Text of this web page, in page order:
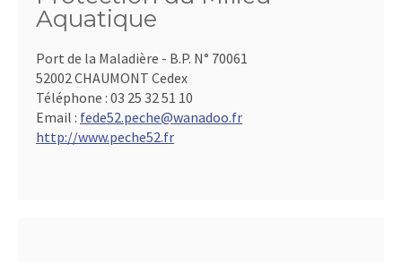
Aquatique
Port de la Maladière - B.P. N° 70061
52002 CHAUMONT Cedex
Téléphone : 03 25 32 51 10
Email : fede52.peche@wanadoo.fr
http://www.peche52.fr